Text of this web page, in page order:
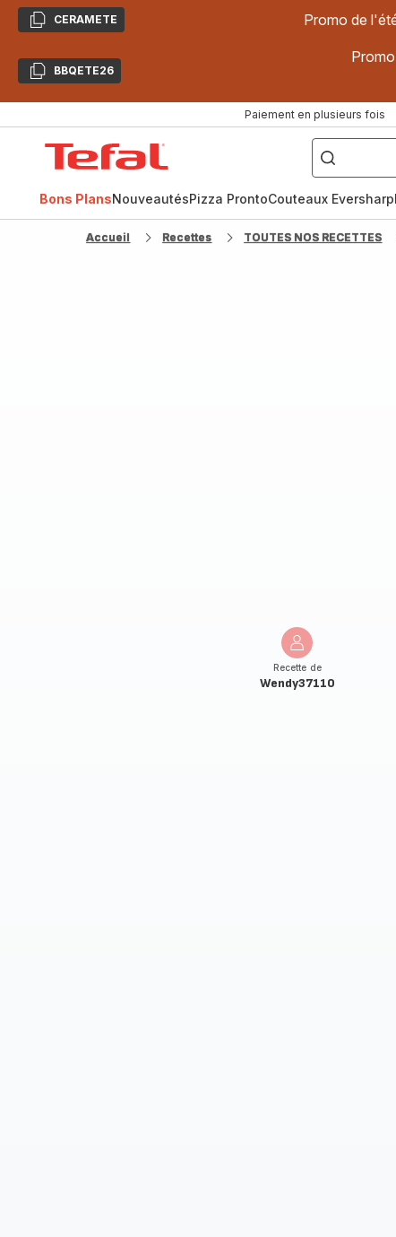
CopierCERAMETE Promo de
CopierBBQETE26
Paiement en plusieurs fois
["Poêles
inox,
Cake
Factory,
Bons PlansNouveautésPizza ProntoCouteaux Eversharp
Accueil Recettes TOUTES NOS RECETTES
Recette de
Wendy37110